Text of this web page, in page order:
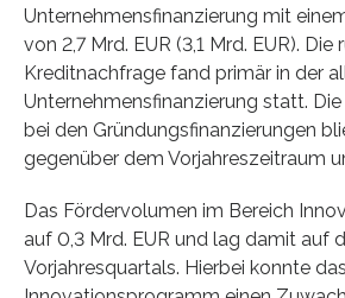
Unternehmensfinanzierung mit
von 2,7 Mrd. EUR (3,1 Mrd. EUR). Die
Kreditnachfrage fand primär in der
Unternehmensfinanzierung statt.
bei den Gründungsfinanzierungen
gegenüber dem Vorjahreszeitraum
Das Fördervolumen im Bereich
auf 0,3 Mrd. EUR und lag damit auf
Vorjahresquartals. Hierbei konnte